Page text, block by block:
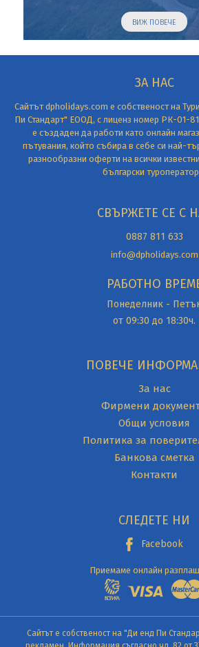
ВИЖ ПОВЕЧЕ
ЗА НАС
Сайтът dpholidays.com е собственост на
Пи Стандарт" ЕООД, с лиценз номер РК-01-
е създаден да работи като онлайн
пътувания, който събира в себе си най-
разнообразни оферти на всички
български
СВЪРЖЕТЕ СЕ С
0887 811 633
info@dpholidays.com
РАБОТНО
Понеделник -
от 09:30 до 18:30ч.
ПОВЕЧЕ
За нас
Фирмени
Общи условия
Политика за
Банкова сметка
Контакти
СЛЕДЕТЕ НИ
Facebook
Приемаме онлайн
Сайтът е собственост на "Ди енд Пи